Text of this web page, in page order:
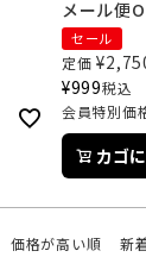
メール便
セール
定価 ¥
¥999税込
会員特別価
カゴ
価格が高い順 新